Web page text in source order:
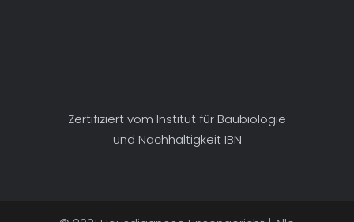
Zertifiziert vom Institut für Baubiologie
und Nachhaltigkeit IBN